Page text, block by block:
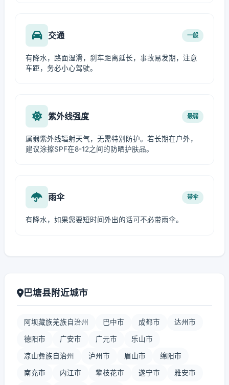
交通 一般
有降水，路面湿滑，刹车距离延长，事故易发期，注意
车距，务必小心驾驶。
紫外线强度 最弱
属弱紫外线辐射天气，无需特别防护。若长期在户外，
建议涂擦SPF在8-12之间的防晒护肤品。
雨伞 带伞
有降水，如果您要短时间外出的话可不必带雨伞。
巴塘县附近城市
阿坝藏族羌族自治州 巴中市 成都市 达州市
德阳市 广安市 广元市 乐山市
凉山彝族自治州 泸州市 眉山市 绵阳市
南充市 内江市 攀枝花市 遂宁市 雅安市